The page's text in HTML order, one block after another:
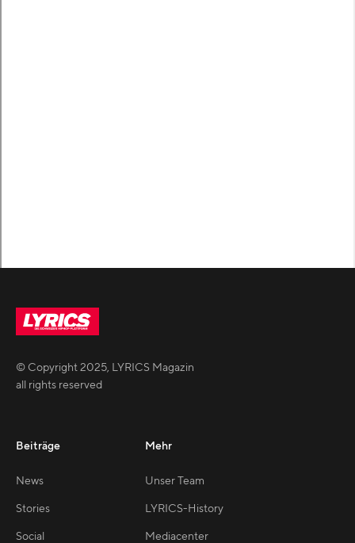
© Copyright2025, LYRICS Magazin
all rights reserved
Beiträge
News
Stories
Social
Mehr
Unser Team
LYRICS-History
Mediacenter